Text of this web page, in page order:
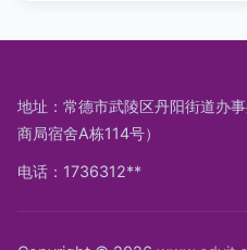
地址：常德市武陵区丹阳街道办
商局宿舍A栋114号）
电话：1736312**